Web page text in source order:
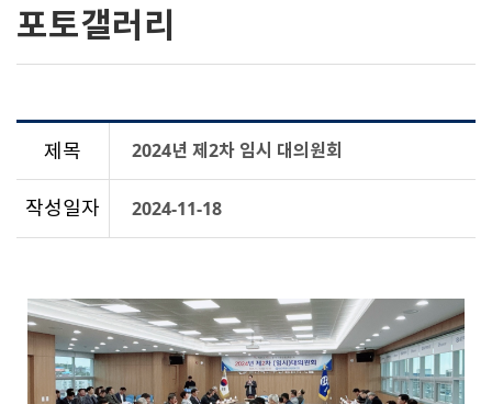
포토갤러리
제목 2024년 제2차 임시 대의원회
작성일자 2024-11-18